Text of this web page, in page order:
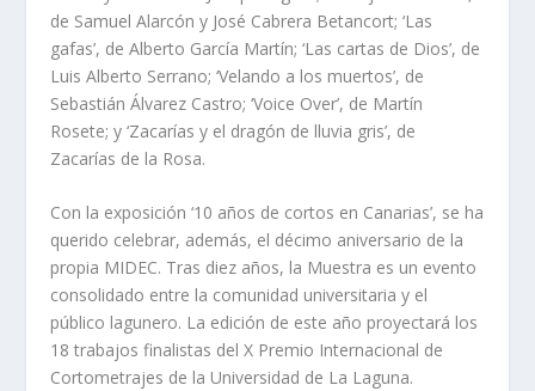
de Samuel Alarcón y José Cabrera Betancort; ‘Las
gafas’, de Alberto García Martín; ‘Las cartas de Dios’, de
Luis Alberto Serrano; ‘Velando a los muertos’, de
Sebastián Álvarez Castro; ‘Voice Over’, de Martín
Rosete; y ‘Zacarías y el dragón de lluvia gris’, de
Zacarías de la Rosa.
Con la exposición ‘10 años de cortos en Canarias’, se ha
querido celebrar, además, el décimo aniversario de la
propia MIDEC. Tras diez años, la Muestra es un evento
consolidado entre la comunidad universitaria y el
público lagunero. La edición de este año proyectará los
18 trabajos finalistas del X Premio Internacional de
Cortometrajes de la Universidad de La Laguna.